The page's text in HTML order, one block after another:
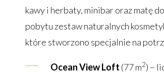
kawy i herbaty, minibar oraz matę
pobytu zestaw naturalnych
które stworzono specjalnie na
Ocean View Loft (77 m2) –